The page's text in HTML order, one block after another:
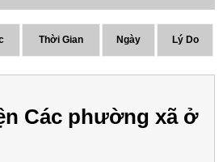
Thời Gian Ngày Lý Do
Các phường xã ở